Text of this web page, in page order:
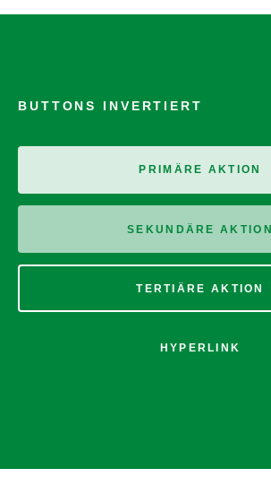
BUTTONS INVERTIERT
PRIMÄRE AKTION
SEKUNDÄRE AKTION
TERTIÄRE AKTION
HYPERLINK